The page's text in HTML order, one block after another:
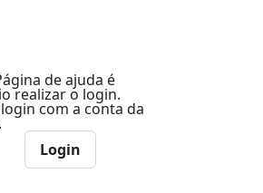
de ajuda é
realizar o login.
com a conta da
Login